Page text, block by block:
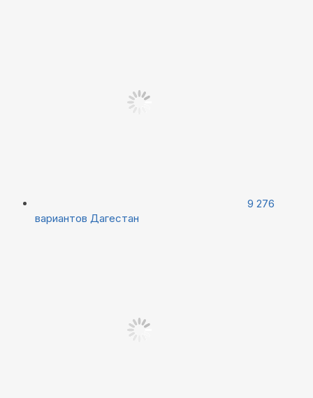
9 276
вариантов Дагестан